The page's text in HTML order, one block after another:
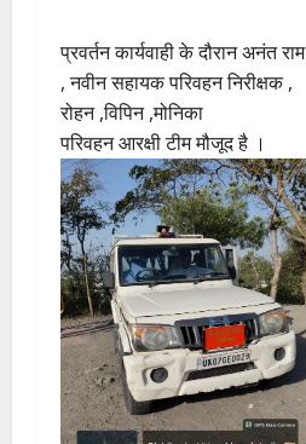
प्रवर्तन कार्यवाही के दौरान अनंत राम
, नवीन सहायक परिवहन निरीक्षक ,
रोहन ,विपिन ,मोनिका
परिवहन आरक्षी टीम मौजूद है ।